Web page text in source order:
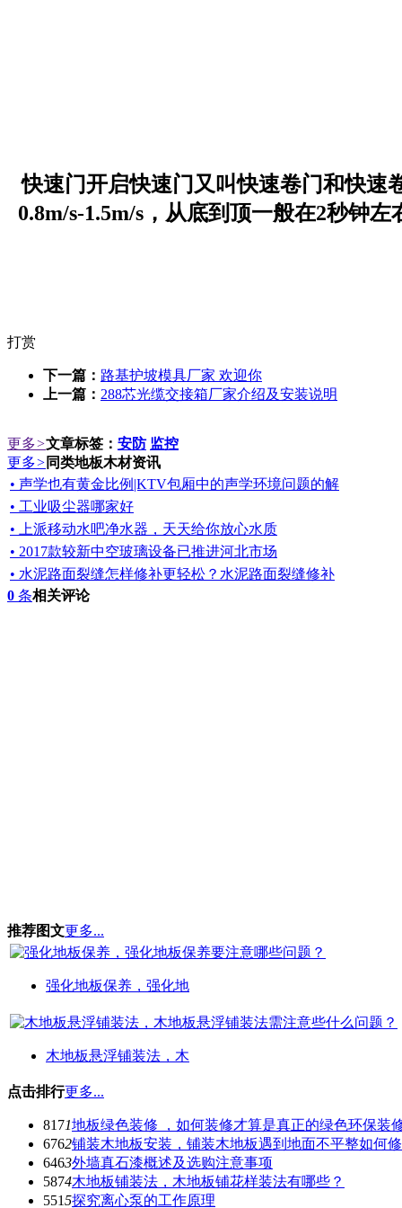
快速门开启快速门又叫快速卷门和快速
0.8m/s-1.5m/s，从底到顶一般在2秒钟
打赏
下一篇： 路基护坡模具厂家 欢迎你
上一篇： 288芯光缆交接箱厂家介绍及安装说明
更多>文章标签： 安防 监控
更多> 同类地板木材资讯
• 声学也有黄金比例|KTV包厢中的声学环境问题的解
• 工业吸尘器哪家好
• 上派移动水吧净水器，天天给你放心水质
• 2017款较新中空玻璃设备已推进河北市场
• 水泥路面裂缝怎样修补更轻松？水泥路面裂缝修补
0 条相关评论
推荐图文更多...
强化地板保养，强化地
木地板悬浮铺装法，木
点击排行更多...
8171地板绿色装修 ，如何装修才算是真正的绿色环保装
6762铺装木地板安装，铺装木地板遇到地面不平整如何
6463外墙真石漆概述及选购注意事项
5874木地板铺装法，木地板铺花样装法有哪些？
5515探究离心泵的工作原理